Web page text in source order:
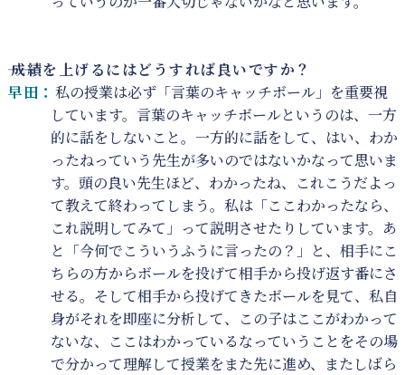
――成績を上げるにはどうすれば良いですか？
早田： 私の授業は必ず「言葉のキャッチボール」を重要視
しています。言葉のキャッチボールというのは、一方
的に話をしないこと。一方的に話をして、はい、わか
ったねっていう先生が多いのではないかなって思いま
す。頭の良い先生ほど、わかったね、これこうだよっ
て教えて終わってしまう。私は「ここわかったなら、
これ説明してみて」って説明させたりしています。あ
と「今何でこういうふうに言ったの？」と、相手にこ
ちらの方からボールを投げて相手から投げ返す番にさ
せる。そして相手から投げてきたボールを見て、私自
身がそれを即座に分析して、この子はここがわかって
ないな、ここはわかっているなっていうことをその場
で分かって理解して授業をまた先に進め、またしばら